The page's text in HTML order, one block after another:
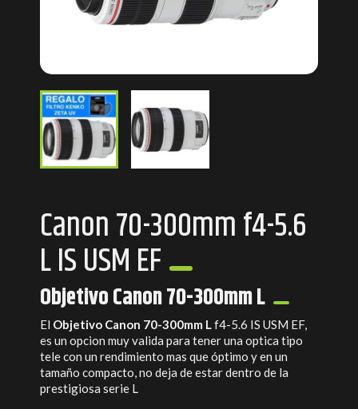
Canon 70-300mm f4-5.6
L IS USM EF
Objetivo Canon 70-300mm L
El Objetivo Canon 70-300mm Lf4-5.6 IS USM EF,
es un opcion muy valida para tener una optica tipo
tele con un rendimiento mas que óptimo y en un
tamaño compacto, no deja de estar dentro de la
prestigiosa serie L